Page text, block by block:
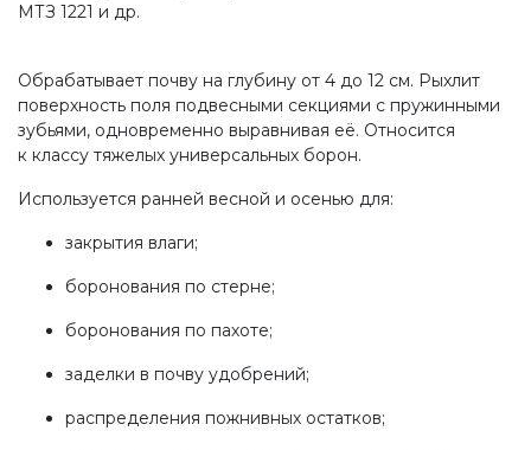
МТЗ 1221 и др.
Обрабатывает почву на глубину от 4 до 12 см. Рыхлит
поверхность поля подвесными секциями с пружинными
зубьями, одновременно выравнивая её. Относится
к классу тяжелых универсальных борон.
Используется ранней весной и осенью для:
закрытия влаги;
боронования по стерне;
боронования по пахоте;
заделки в почву удобрений;
распределения пожнивных остатков;